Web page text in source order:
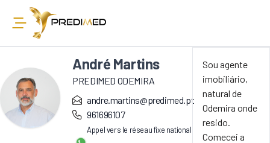
André Martins
PREDIMED ODEMIRA
andre.martins@predimed.pt
961696107
Appel vers le réseau fixe national
Sou agente
imobiliário,
natural de
Odemira onde
resido.
Comecei a